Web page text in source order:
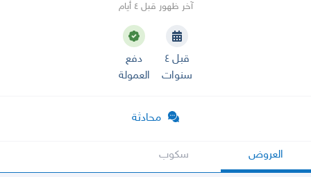
آخر ظهور قبل ٤ أيام
قبل ٤
سنوات
دفع
العمولة
محادثة
العروض سكوب